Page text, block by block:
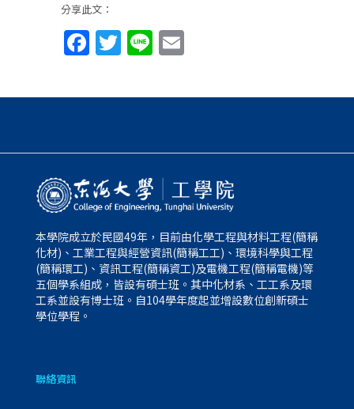
分享此文：
Facebook
Twitter
LineEmail
本學院成立於民國49年，目前由化學工程與材料工程(簡稱
化材)、工業工程與經營資訊(簡稱工工)、環境科學與工程
(簡稱環工)、資訊工程(簡稱資工)及電機工程(簡稱電機)等
五個學系組成，皆設有碩士班。其中化材系、工工系及環
工系並設有博士班。自104學年度起並增設數位創新碩士
學位學程。
聯絡資訊